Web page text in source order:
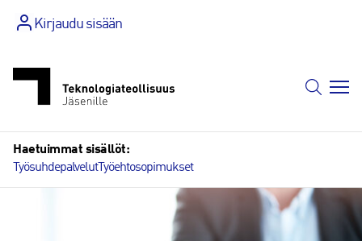
sisältöönKirjaudu sisään
Haetuimmat sisällöt:
TyösuhdepalvelutTyöehtosopimukset